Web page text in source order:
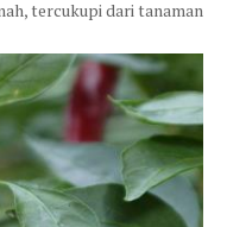
tercukupi dari tanaman